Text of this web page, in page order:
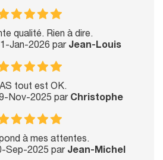
qualité. Rien à dire.
Jan-2026 par Jean-Louis
tout est OK.
Nov-2025 par Christophe
à mes attentes.
Sep-2025 par Jean-Michel